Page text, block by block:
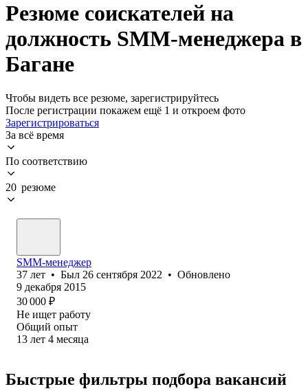
Резюме соискателей на
должность SMM-менеджера в
Багане
Чтобы видеть все резюме, зарегистрируйтесь
После регистрации покажем ещё 1 и откроем фото
Зарегистрироваться
За всё время
По соответствию
20 резюме
SMM-менеджер
37 лет • Был 26 сентября 2022 • Обновлено
9 декабря 2015
30 000 ₽
Не ищет работу
Общий опыт
13 лет 4 месяца
Быстрые фильтры подбора вакансий